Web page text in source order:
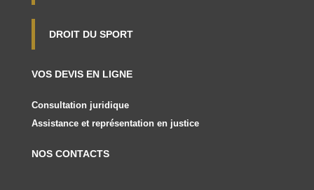
DROIT DU SPORT
VOS DEVIS EN LIGNE
Consultation juridique
Assistance et représentation en justice
NOS CONTACTS